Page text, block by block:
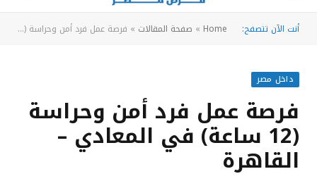
أنت الآن تتصفح: Home
» صفحة المقالات » فرصة عمل فرد أمن وحراسة (12 ساعة) في المعادي – القاهرة
داخل مصر
فرصة عمل فرد أمن وحراسة
(12 ساعة) في المعادي –
القاهرة